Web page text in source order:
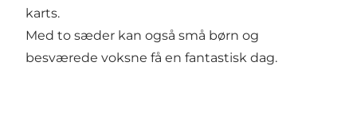
karts.
Med to sæder kan også små børn og
besværede voksne få en fantastisk dag.